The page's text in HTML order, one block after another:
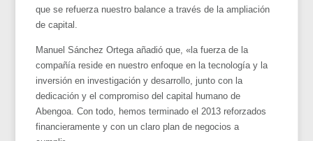
que se refuerza nuestro balance a través de la ampliación
de capital.
Manuel Sánchez Ortega añadió que, «la fuerza de la
compañía reside en nuestro enfoque en la tecnología y la
inversión en investigación y desarrollo, junto con la
dedicación y el compromiso del capital humano de
Abengoa. Con todo, hemos terminado el 2013 reforzados
financieramente y con un claro plan de negocios a